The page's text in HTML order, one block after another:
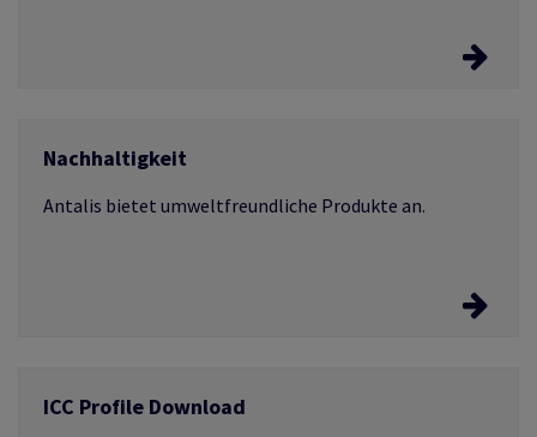
Lassen Sie Produkte individuell gestalten.
Nachhaltigkeit
Antalis bietet umweltfreundliche Produkte an.
Erfahren Sie mehr über Recycling-Produkte und
ICC Profile Download